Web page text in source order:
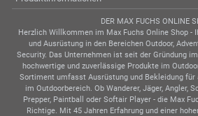
DER MAX FUCHS ONLINE
Herzlich Willkommen im Max Fuchs Online Shop -
und Ausrüstung in den Bereichen Outdoor,
Security. Das Unternehmen ist seit der Gründung
hochwertige und zuverlässige Produkte im
Sortiment umfasst Ausrüstung und Bekleidung für
im Outdoorbereich. Ob Wanderer, Jäger, Angler,
Prepper, Paintball oder Softair Player - die Max
Richtige. Mit 45 Jahren Erfahrung und einer